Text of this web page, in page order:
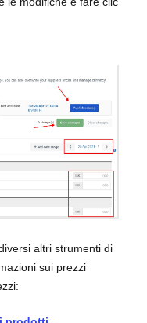
altri strumenti di
sui prezzi